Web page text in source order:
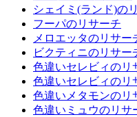
シェイミ(ランド)の
フーパのリサーチ
メロエッタのリサー
ビクティニのリサー
色違いセレビィのリ
色違いセレビィのリ
色違いメタモンのリ
色違いミュウのリサ